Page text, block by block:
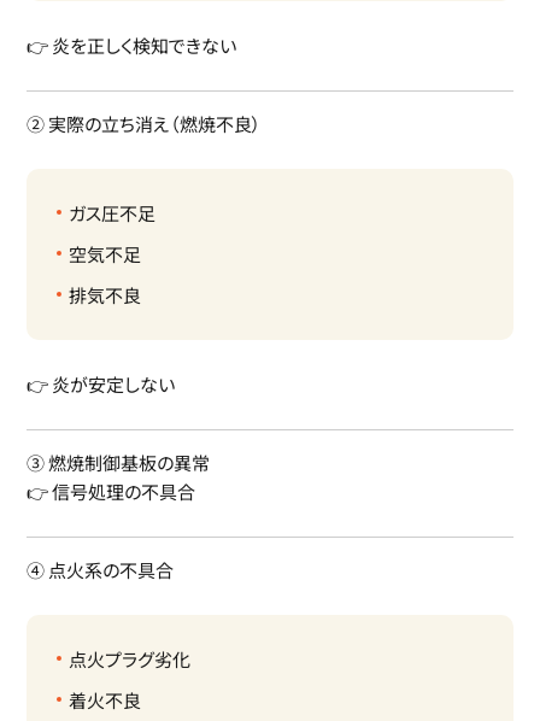
👉 炎を正しく検知できない
② 実際の立ち消え（燃焼不良）
ガス圧不足
空気不足
排気不良
👉 炎が安定しない
③ 燃焼制御基板の異常
👉 信号処理の不具合
④ 点火系の不具合
点火プラグ劣化
着火不良